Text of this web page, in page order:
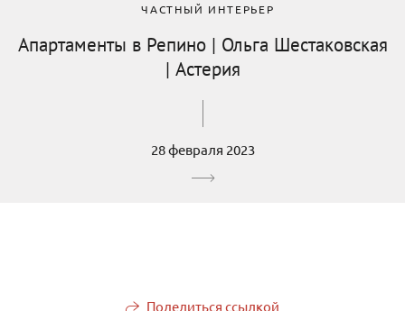
ЧАСТНЫЙ ИНТЕРЬЕР
Апартаменты в Репино | Ольга Шестаковская
| Астерия
28 февраля 2023
Поделиться ссылкой